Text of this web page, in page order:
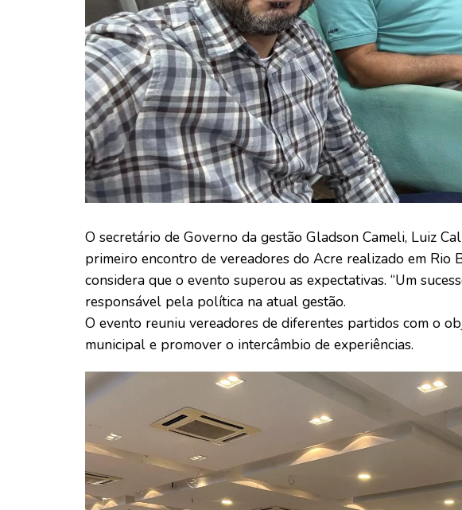
O secretário de Governo da gestão Gladson Cameli, Luiz
primeiro encontro de vereadores do Acre realizado em Rio
considera que o evento superou as expectativas. “Um
responsável pela política na atual gestão.
O evento reuniu vereadores de diferentes partidos com o
municipal e promover o intercâmbio de experiências.